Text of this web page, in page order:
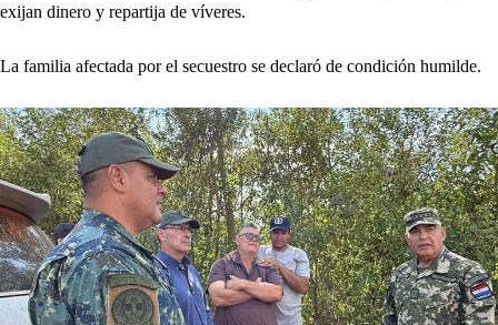
exijan dinero y repartija de víveres.
La familia afectada por el secuestro se declaró de condición humilde.